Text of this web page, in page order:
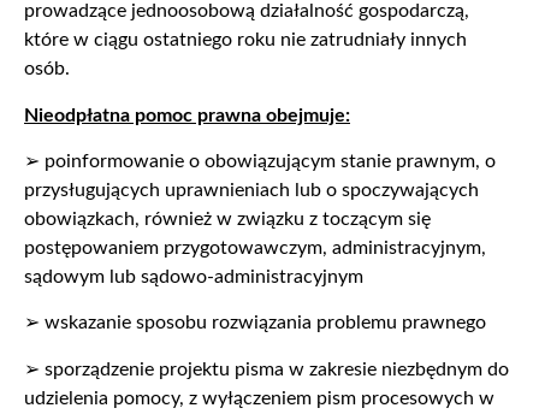
prowadzące jednoosobową działalność gospodarczą,
które w ciągu ostatniego roku nie zatrudniały innych
osób.
Nieodpłatna pomoc prawna obejmuje:
➢ poinformowanie o obowiązującym stanie prawnym, o
przysługujących uprawnieniach lub o spoczywających
obowiązkach, również w związku z toczącym się
postępowaniem przygotowawczym, administracyjnym,
sądowym lub sądowo-administracyjnym
➢ wskazanie sposobu rozwiązania problemu prawnego
➢ sporządzenie projektu pisma w zakresie niezbędnym do
udzielenia pomocy, z wyłączeniem pism procesowych w